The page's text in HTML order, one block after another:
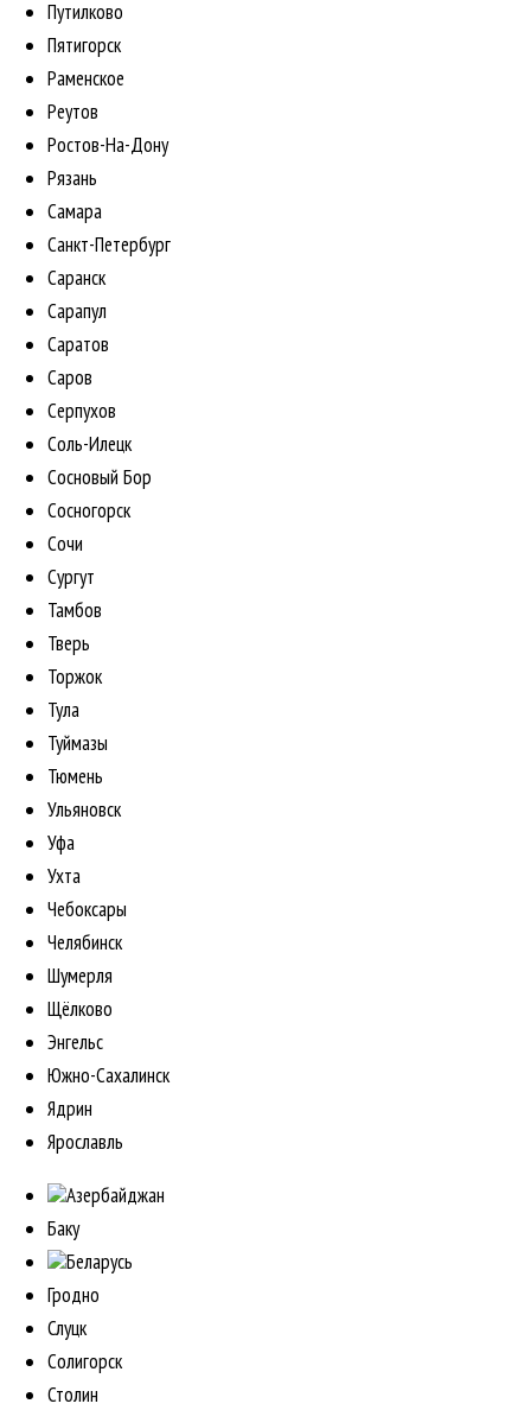
Путилково
Пятигорск
Раменское
Реутов
Ростов-На-Дону
Рязань
Самара
Санкт-Петербург
Саранск
Сарапул
Саратов
Саров
Серпухов
Соль-Илецк
Сосновый Бор
Сосногорск
Сочи
Сургут
Тамбов
Тверь
Торжок
Тула
Туймазы
Тюмень
Ульяновск
Уфа
Ухта
Чебоксары
Челябинск
Шумерля
Щёлково
Энгельс
Южно-Сахалинск
Ядрин
Ярославль
Азербайджан
Баку
Беларусь
Гродно
Слуцк
Солигорск
Столин